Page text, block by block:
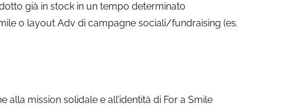
già in stock in un tempo determinato
o layout Adv di campagne sociali/fundraising (es.
alla mission solidale e all’identità di For a Smile